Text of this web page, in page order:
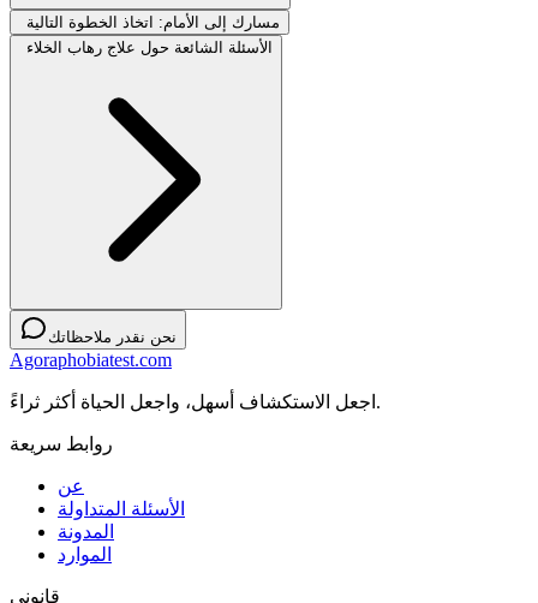
مسارك إلى الأمام: اتخاذ الخطوة التالية
الأسئلة الشائعة حول علاج رهاب الخلاء
نحن نقدر ملاحظاتك
Agoraphobiatest.com
اجعل الاستكشاف أسهل، واجعل الحياة أكثر ثراءً.
روابط سريعة
عن
الأسئلة المتداولة
المدونة
الموارد
قانوني